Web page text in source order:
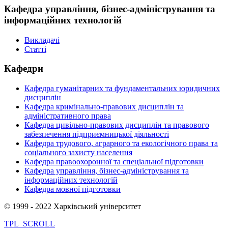
Кафедра управління, бізнес-адміністрування та
інформаційних технологій
Викладачi
Статті
Кафедри
Кафедра гуманітарних та фундаментальних юридичних
дисциплін
Кафедра кримінально-правових дисциплін та
адміністративного права
Кафедра цивільно-правових дисциплін та правового
забезпечення підприємницької діяльності
Кафедра трудового, аграрного та екологічного права та
соціального захисту населення
Кафедра правоохоронної та спеціальної підготовки
Кафедра управління, бізнес-адміністрування та
інформаційних технологій
Кафедра мовної підготовки
© 1999 - 2022 Харківський університет
TPL_SCROLL